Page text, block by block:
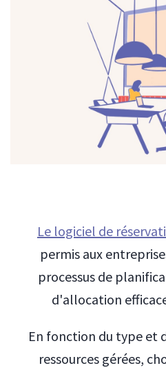
Le logiciel de
permis aux
processus de
d'allocation
En fonction du type et
ressources gérées,